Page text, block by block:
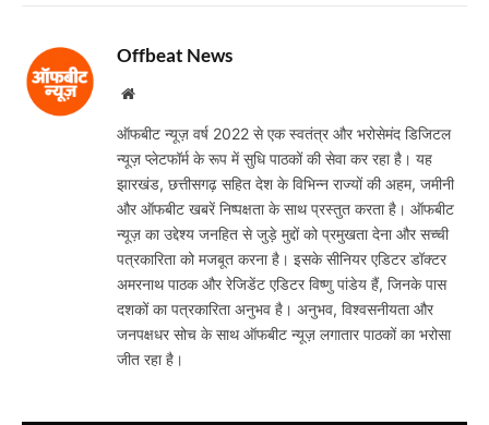
Offbeat News
Website
ऑफबीट न्यूज़ वर्ष 2022 से एक स्वतंत्र और भरोसेमंद डिजिटल
न्यूज़ प्लेटफॉर्म के रूप में सुधि पाठकों की सेवा कर रहा है। यह
झारखंड, छत्तीसगढ़ सहित देश के विभिन्न राज्यों की अहम, जमीनी
और ऑफबीट खबरें निष्पक्षता के साथ प्रस्तुत करता है। ऑफबीट
न्यूज़ का उद्देश्य जनहित से जुड़े मुद्दों को प्रमुखता देना और सच्ची
पत्रकारिता को मजबूत करना है। इसके सीनियर एडिटर डॉक्टर
अमरनाथ पाठक और रेजिडेंट एडिटर विष्णु पांडेय हैं, जिनके पास
दशकों का पत्रकारिता अनुभव है। अनुभव, विश्वसनीयता और
जनपक्षधर सोच के साथ ऑफबीट न्यूज़ लगातार पाठकों का भरोसा
जीत रहा है।